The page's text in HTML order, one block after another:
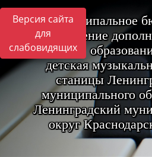
Версия сайта
для
слабовидящих
Муниципальное
учреждение
детская
станицы
муниципального
Ленинградский
округ